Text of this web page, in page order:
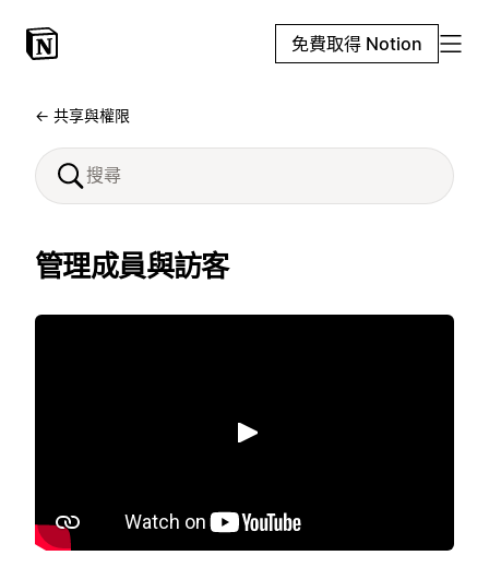
免費取得 Notion
← 共享與權限
管理成員與訪客
播放